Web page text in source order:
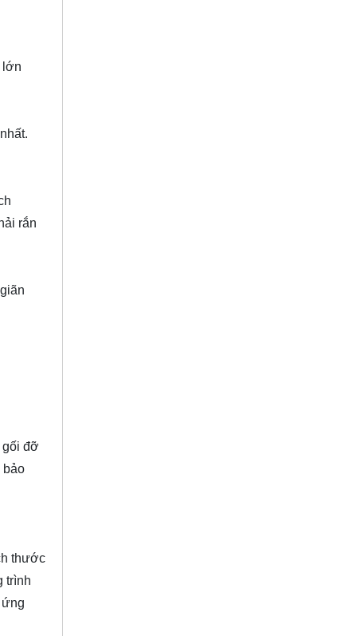
lớn
rắn
gối đỡ
bảo
thước
trình
ứng